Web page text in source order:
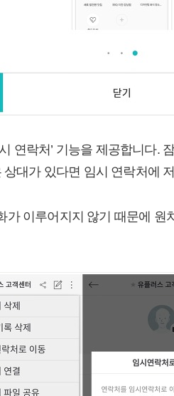
연락처’ 기능을 제공합니다.
대가 있다면 임시 연락처에
이루어지지 않기 때문에 원